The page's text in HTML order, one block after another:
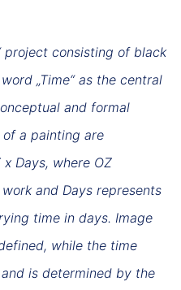
project consisting of black
„Time“ as the central
and formal
a painting are
Days, where OZ
and Days represents
time in days. Image
while the time
is determined by the